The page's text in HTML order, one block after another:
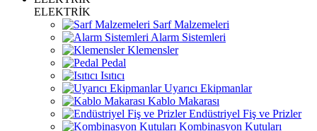
ELEKTRİK
Sarf Malzemeleri
Alarm Sistemleri
Klemensler
Pedal
Isıtıcı
Uyarıcı Ekipmanlar
Kablo Makarası
Endüstriyel Fiş ve Prizler
Kombinasyon Kutuları